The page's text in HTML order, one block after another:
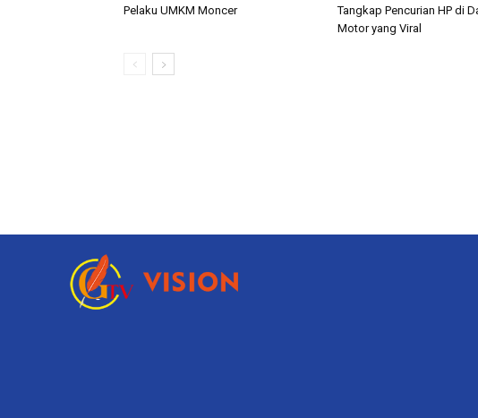
Pelaku UMKM Moncer
Tangkap Pencurian HP di
Motor yang Viral